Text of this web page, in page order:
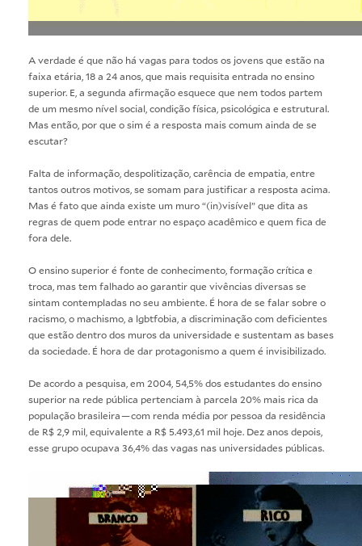
A verdade é que não há vagas para todos os jovens que estão na
faixa etária, 18 a 24 anos, que mais requisita entrada no ensino
superior. E, a segunda afirmação esquece que nem todos partem
de um mesmo nível social, condição física, psicológica e estrutural.
Mas então, por que o sim é a resposta mais comum ainda de se
escutar?
Falta de informação, despolitização, carência de empatia, entre
tantos outros motivos, se somam para justificar a resposta acima.
Mas é fato que ainda existe um muro “(in)visível” que dita as
regras de quem pode entrar no espaço acadêmico e quem fica de
fora dele.
O ensino superior é fonte de conhecimento, formação crítica e
troca, mas tem falhado ao garantir que vivências diversas se
sintam contempladas no seu ambiente. É hora de se falar sobre o
racismo, o machismo, a lgbtfobia, a discriminação com deficientes
que estão dentro dos muros da universidade e sustentam as bases
da sociedade. É hora de dar protagonismo a quem é invisibilizado.
De acordo a pesquisa, em 2004, 54,5% dos estudantes do ensino
superior na rede pública pertenciam à parcela 20% mais rica da
população brasileira — com renda média por pessoa da residência
de R$ 2,9 mil, equivalente a R$ 5.493,61 mil hoje. Dez anos depois,
esse grupo ocupava 36,4% das vagas nas universidades públicas.